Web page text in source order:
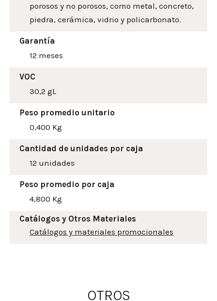
porosos y no porosos, como metal, concreto,
piedra, cerámica, vidrio y policarbonato.
Garantía
12 meses
VOC
30,2 gL
Peso promedio unitario
0,400 Kg
Cantidad de unidades por caja
12 unidades
Peso promedio por caja
4,800 Kg
Catálogos y Otros Materiales
Catálogos y materiales promocionales
OTROS